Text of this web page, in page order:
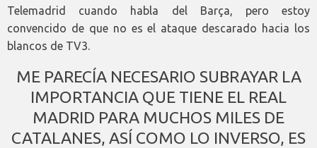
Telemadrid cuando habla del Barça, pero estoy
convencido de que no es el ataque descarado hacia los
blancos de TV3.
ME PARECÍA NECESARIO SUBRAYAR LA
IMPORTANCIA QUE TIENE EL REAL
MADRID PARA MUCHOS MILES DE
CATALANES, ASÍ COMO LO INVERSO, ES